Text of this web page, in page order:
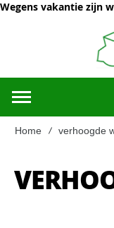
Wegens vakantie zijn
Home verhoogde